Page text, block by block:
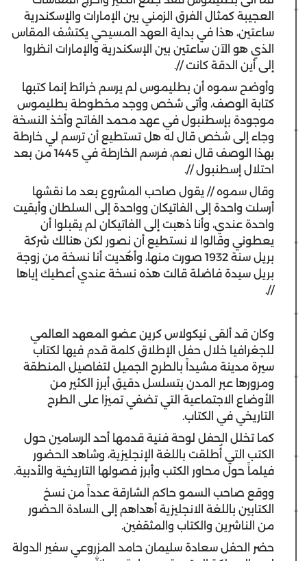
العجيبة كمثال الفرق الزمني بين الإمارات والإسكندرية
ساعتين، هذا في بداية العهد المسيحي يكتشف المقاس
الذي هو الآن ساعتين بين الإسكندرية والإمارات انظروا
إلى أين الدقة كانت //.
‫وأوضح سموه أن بطليموس لم يرسم خرائط إنما كتبها
كتابة الوصف، وأتى شخص ووجد مخطوطة بطليموس
موجودة بإسطنبول في عهد محمد الفاتح وأخذ النسخة
وجاء إلى شخص قال له هل تستطيع أن ترسم لي خارطة
بهذا الوصف قال نعم، فرسم الخارطة في 1445 من بعد
احتلال إسطنبول //.
‫وقال سموه // يقول صاحب المشروع بعد ما نقشها
أرسلت واحدة إلى الفاتيكان وواحدة إلى السلطان وأبقيت
واحدة عندي، وأنا ذهبت إلى الفاتيكان لم يقبلوا أن
يعطوني وقالوا لا نستطيع أن نصور لكن هنالك شركة
بريل سنة 1932 صورت منها، وأهُديت أنا نسخة من زوجة
بريل سيدة فاضلة قالت هذه نسخة عندي أعطيك إياها
//.
‫وكان قد ألقى نيكولاس كرين عضو المعهد العالمي
للجغرافيا خلال حفل الإطلاق كلمة قدم فيها لكتاب
سيرة مدينة مشيداً بالطرح الجميل لتفاصيل المنطقة
ومرورها عبر المدن بتسلسل دقيق أبرز الكثير من
الأوضاع الاجتماعية التي تضفي تميزا على الطرح
التاريخي في الكتاب.
‫كما تخلل الحفل لوحة فنية قدمها أحد الرسامين حول
الكتب التي أُطلقت باللغة الإنجليزية، وشاهد الحضور
فيلماً حول محاور الكتب وأبرز فصولها التاريخية والأدبية.
‫ووقع صاحب السمو حاكم الشارقة عدداً من نسخ
الكتابين باللغة الانجليزية أهداهم إلى السادة الحضور
من الناشرين والكتاب والمثقفين.
‫حضر الحفل سعادة سليمان حامد المزروعي سفير الدولة